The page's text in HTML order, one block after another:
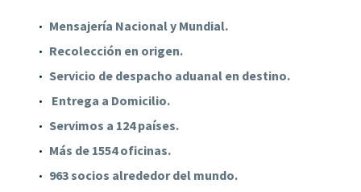
Mensajería Nacional y Mundial.
Recolección en origen.
Servicio de despacho aduanal en destino.
Entrega a Domicilio.
Servimos a 124 países.
Más de 1554 oficinas.
963 socios alrededor del mundo.